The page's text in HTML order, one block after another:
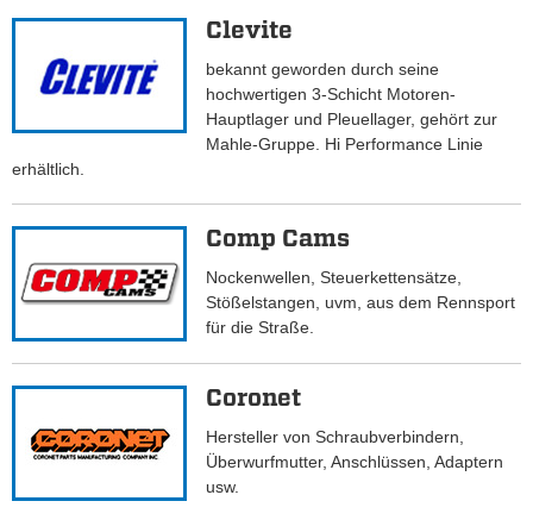
Clevite
bekannt geworden durch seine
hochwertigen 3-Schicht Motoren-
Hauptlager und Pleuellager, gehört zur
Mahle-Gruppe. Hi Performance Linie
erhältlich.
Comp Cams
Nockenwellen, Steuerkettensätze,
Stößelstangen, uvm, aus dem Rennsport
für die Straße.
Coronet
Hersteller von Schraubverbindern,
Überwurfmutter, Anschlüssen, Adaptern
usw.